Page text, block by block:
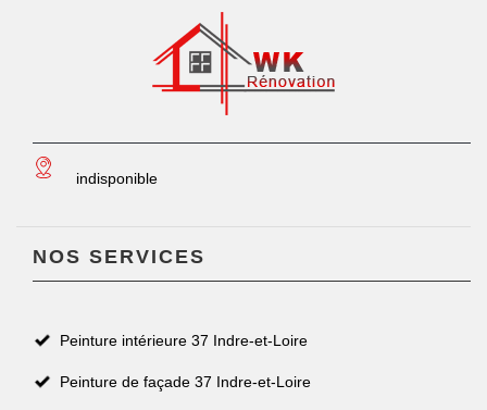
indisponible
NOS SERVICES
Peinture intérieure 37 Indre-et-Loire
Peinture de façade 37 Indre-et-Loire